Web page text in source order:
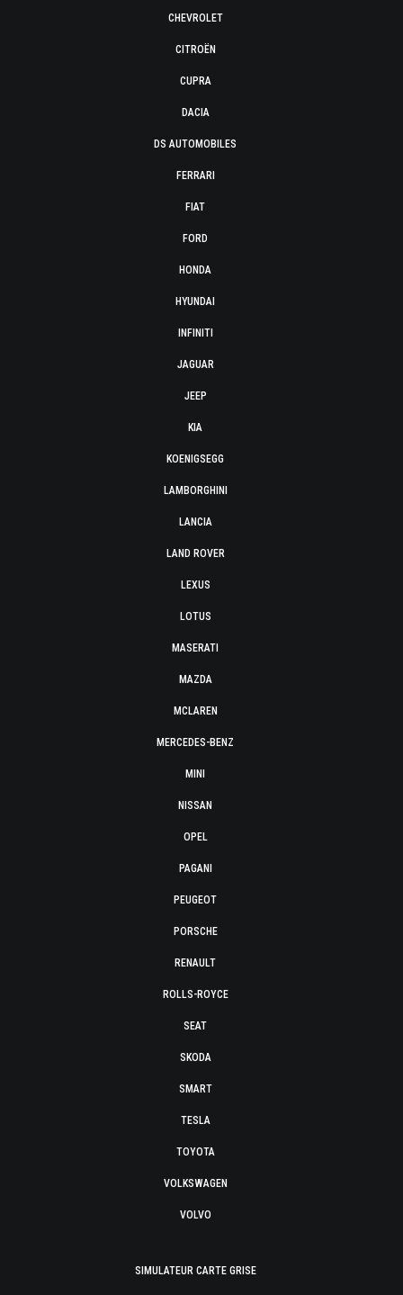
CHEVROLET
CITROËN
CUPRA
DACIA
DS AUTOMOBILES
FERRARI
FIAT
FORD
HONDA
HYUNDAI
INFINITI
JAGUAR
JEEP
KIA
KOENIGSEGG
LAMBORGHINI
LANCIA
LAND ROVER
LEXUS
LOTUS
MASERATI
MAZDA
MCLAREN
MERCEDES-BENZ
MINI
NISSAN
OPEL
PAGANI
PEUGEOT
PORSCHE
RENAULT
ROLLS-ROYCE
SEAT
SKODA
SMART
TESLA
TOYOTA
VOLKSWAGEN
VOLVO
SIMULATEUR CARTE GRISE